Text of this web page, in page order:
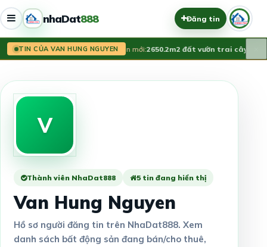
nhaDat888 Đăng tin
TIN CỦA VAN HUNG NGUYENTin mới:2650.2m2 đất vườn trai cây.
V
Thành viên NhaDat888 5 tin đang hiển thị
Van Hung Nguyen
Hồ sơ người đăng tin trên NhaDat888. Xem
danh sách bất động sản đang bán/cho thuê,